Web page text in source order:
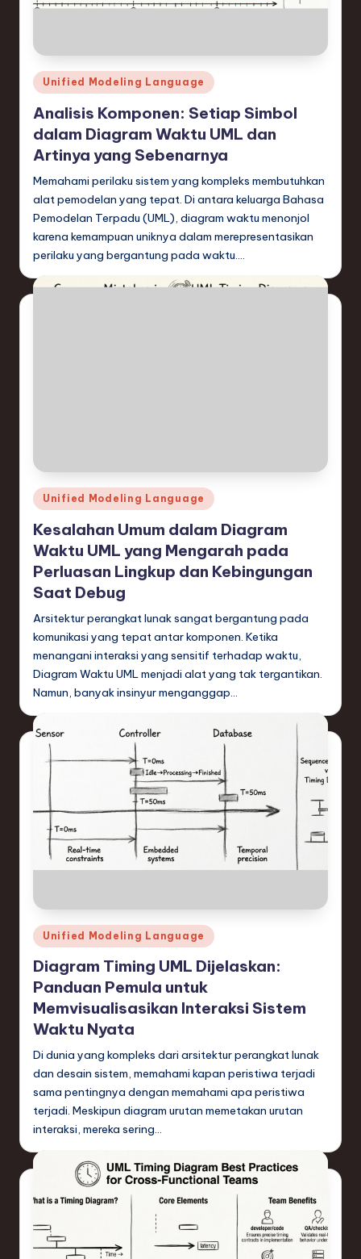
Posted
Unified Modeling Language
Analisis Komponen: Setiap Simbol
dalam Diagram Waktu UML dan
Artinya yang Sebenarnya
Memahami perilaku sistem yang kompleks membutuhkan
alat pemodelan yang tepat. Di antara keluarga Bahasa
Pemodelan Terpadu (UML), diagram waktu menonjol
karena kemampuan uniknya dalam merepresentasikan
perilaku yang bergantung pada waktu.…
Posted
in
Unified Modeling Language
Kesalahan Umum dalam Diagram
Waktu UML yang Mengarah pada
Perluasan Lingkup dan Kebingungan
Saat Debug
Arsitektur perangkat lunak sangat bergantung pada
komunikasi yang tepat antar komponen. Ketika
menangani interaksi yang sensitif terhadap waktu,
Diagram Waktu UML menjadi alat yang tak tergantikan.
Namun, banyak insinyur menganggap…
Posted
in
Unified Modeling Language
Diagram Timing UML Dijelaskan:
Panduan Pemula untuk
Memvisualisasikan Interaksi Sistem
Waktu Nyata
Di dunia yang kompleks dari arsitektur perangkat lunak
dan desain sistem, memahami kapan peristiwa terjadi
sama pentingnya dengan memahami apa peristiwa
terjadi. Meskipun diagram urutan memetakan urutan
interaksi, mereka sering…